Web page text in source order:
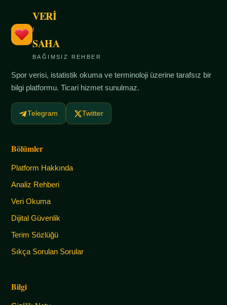
VERİ
/
SAHA
BAĞIMSIZ REHBER
Spor verisi, istatistik okuma ve terminoloji üzerine tarafsız bir
bilgi platformu. Ticari hizmet sunulmaz.
Telegram Twitter
Bölümler
Platform Hakkında
Analiz Rehberi
Veri Okuma
Dijital Güvenlik
Terim Sözlüğü
Sıkça Sorulan Sorular
Bilgi